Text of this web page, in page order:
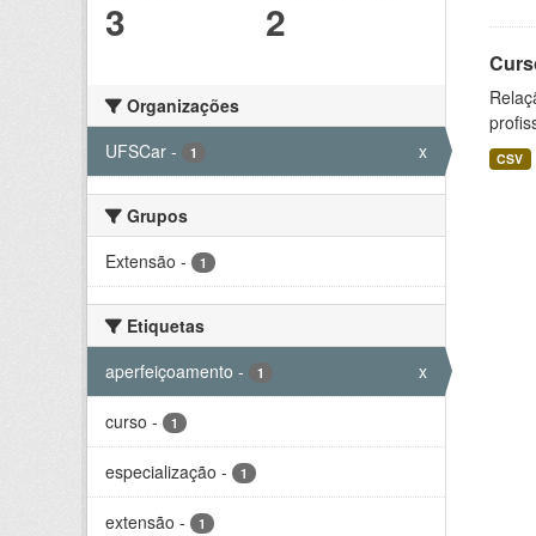
3 2
Organizações
UFSCar - 1 x
Grupos
Extensão - 1
Etiquetas
aperfeiçoamento - 1 x
curso - 1
especialização - 1
extensão - 1
CSV